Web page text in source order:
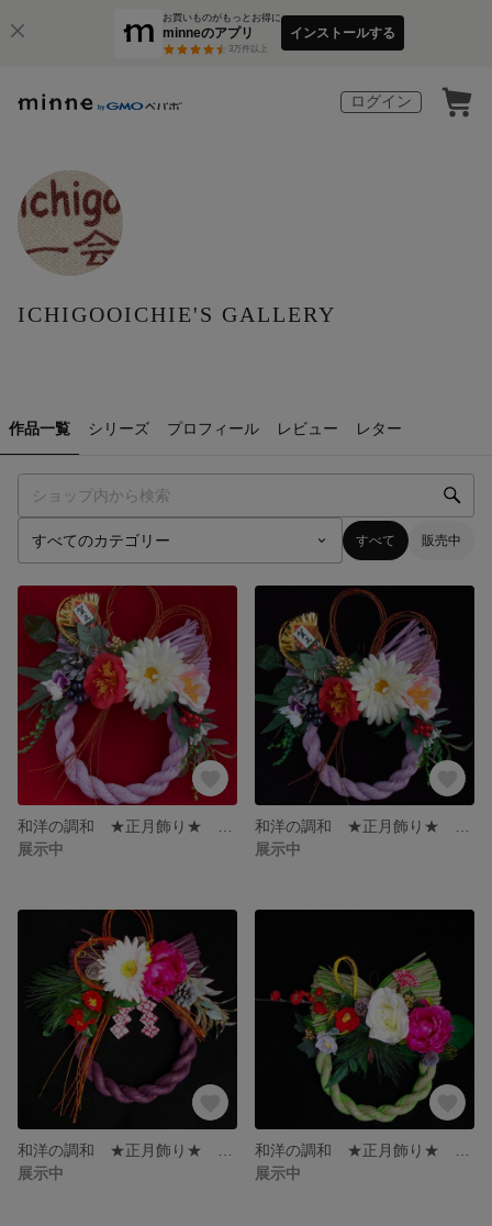
お買いものがもっとお得に
minneのアプリ
3万件以上
インストールする
ログイン
ICHIGOOICHIE'S GALLERY
作品一覧 シリーズ プロフィール レビュー レター
すべて 販売中
展示中
展示中
展示中
展示中